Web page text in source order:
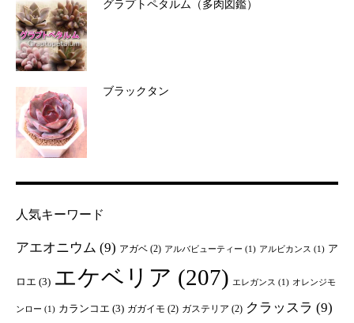
グラプトペタルム（多肉図鑑）
ブラックタン
人気キーワード
アエオニウム (9) アガベ (2) アルバビューティー (1) アルビカンス (1) ア
ロエ (3) エケベリア (207) エレガンス (1) オレンジモ
ンロー (1) カランコエ (3) ガガイモ (2) ガステリア (2) クラッスラ (9)